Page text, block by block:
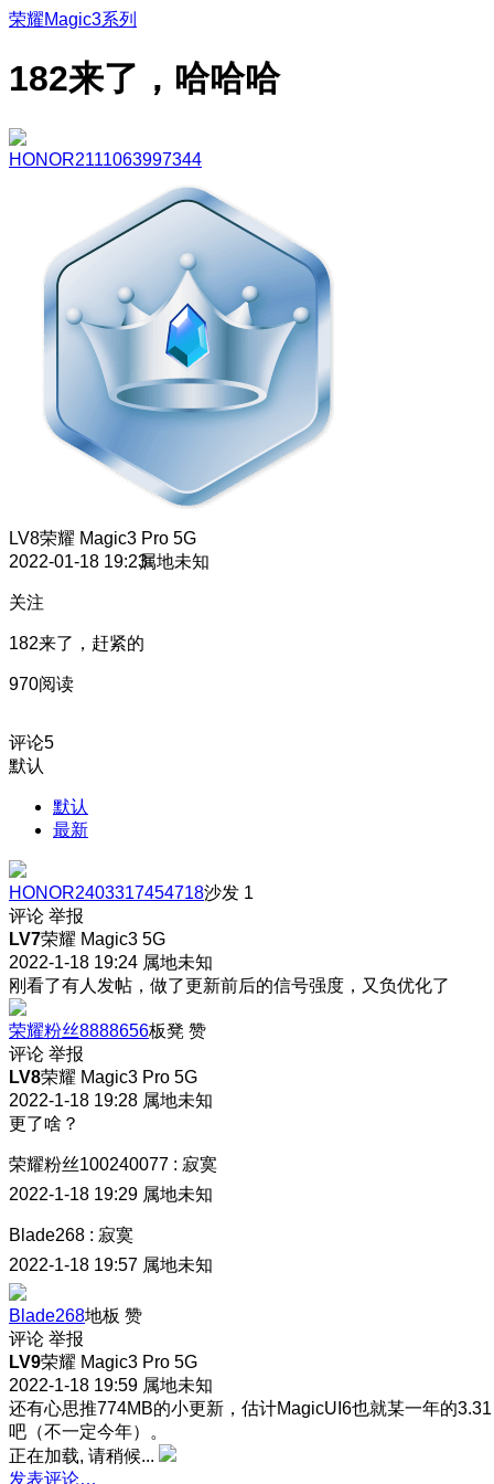
荣耀Magic3系列
182来了，哈哈哈
HONOR2111063997344
LV8荣耀 Magic3 Pro 5G
2022-01-18 19:23属地未知
关注
182来了，赶紧的
970阅读
评论5
默认
默认
最新
HONOR2403317454718沙发 1
评论 举报
LV7荣耀 Magic3 5G
2022-1-18 19:24 属地未知
刚看了有人发帖，做了更新前后的信号强度，又负优化了
荣耀粉丝8888656板凳 赞
评论 举报
LV8荣耀 Magic3 Pro 5G
2022-1-18 19:28 属地未知
更了啥？
荣耀粉丝100240077 : 寂寞
2022-1-18 19:29 属地未知
Blade268 : 寂寞
2022-1-18 19:57 属地未知
Blade268地板 赞
评论 举报
LV9荣耀 Magic3 Pro 5G
2022-1-18 19:59 属地未知
还有心思推774MB的小更新，估计MagicUI6也就某一年的3.31
吧（不一定今年）。
正在加载, 请稍候...
发表评论…